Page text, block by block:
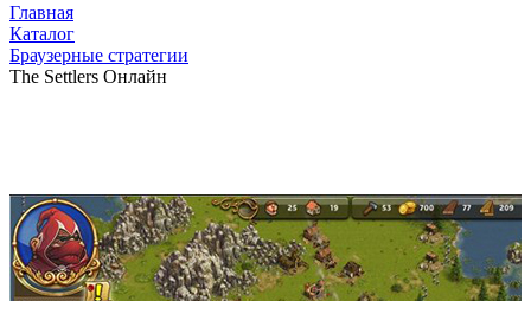
Главная
Каталог
Браузерные стратегии
The Settlers Онлайн